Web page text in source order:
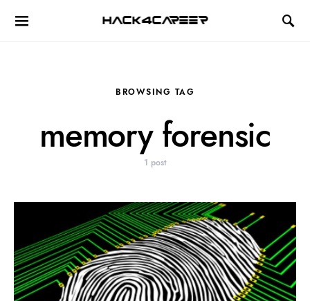
Hack4Career
BROWSING TAG
memory forensic
1 post